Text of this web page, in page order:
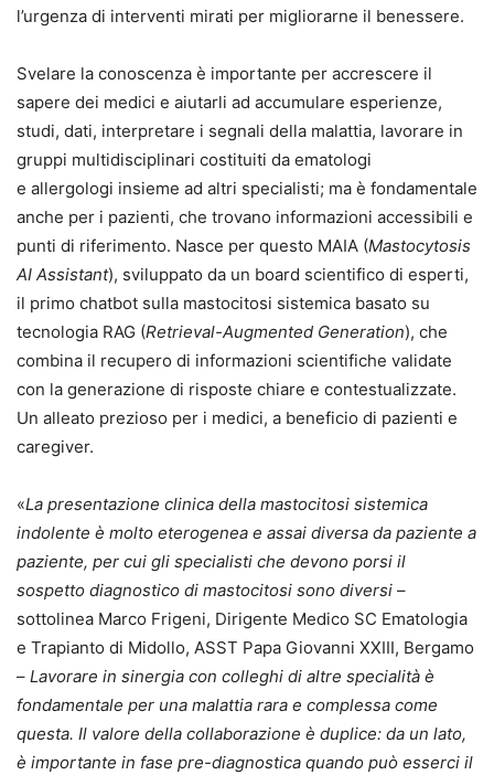
l’urgenza di interventi mirati per migliorarne il benessere.
Svelare la conoscenza è importante per accrescere il
sapere dei medici e aiutarli ad accumulare esperienze,
studi, dati, interpretare i segnali della malattia, lavorare in
gruppi multidisciplinari costituiti da ematologi
e allergologi insieme ad altri specialisti; ma è fondamentale
anche per i pazienti, che trovano informazioni accessibili e
punti di riferimento. Nasce per questo MAIA (Mastocytosis
AI Assistant), sviluppato da un board scientifico di esperti,
il primo chatbot sulla mastocitosi sistemica basato su
tecnologia RAG (Retrieval-Augmented Generation), che
combina il recupero di informazioni scientifiche validate
con la generazione di risposte chiare e contestualizzate.
Un alleato prezioso per i medici, a beneficio di pazienti e
caregiver.
«La presentazione clinica della mastocitosi sistemica
indolente è molto eterogenea e assai diversa da paziente a
paziente, per cui gli specialisti che devono porsi il
sospetto diagnostico di mastocitosi sono diversi –
sottolinea Marco Frigeni, Dirigente Medico SC Ematologia
e Trapianto di Midollo, ASST Papa Giovanni XXIII, Bergamo
– Lavorare in sinergia con colleghi di altre specialità è
fondamentale per una malattia rara e complessa come
questa. Il valore della collaborazione è duplice: da un lato,
è importante in fase pre-diagnostica quando può esserci il